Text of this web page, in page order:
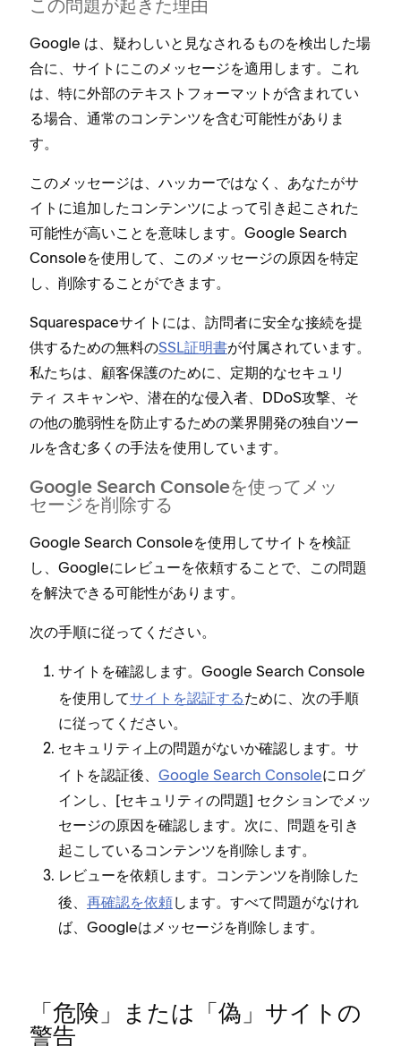
この問題が起きた理由
Google は⁠、疑わしいと見なされるものを検出した場
合に⁠、サイトにこのメ⁠ッセ⁠ージを適用します⁠。これ
は⁠、特に外部のテキストフ⁠ォ⁠ーマ⁠ットが含まれてい
る場合⁠、通常のコンテンツを含む可能性がありま
す⁠。
このメ⁠ッセ⁠ージは⁠、ハ⁠ッカ⁠ーではなく⁠、あなたがサ
イトに追加したコンテンツによ⁠って引き起こされた
可能性が高いことを意味します⁠。Google Search
Consoleを使用して⁠、このメ⁠ッセ⁠ージの原因を特定
し⁠、削除することができます⁠。
Squarespaceサイトには⁠、訪問者に安全な接続を提
供するための無料のSSL証明書が付属されています⁠。
私たちは⁠、顧客保護のために⁠、定期的なセキ⁠ュリ
テ⁠ィ スキ⁠ャンや⁠、潜在的な侵入者⁠、DDoS攻撃⁠、そ
の他の脆弱性を防止するための業界開発の独自ツ⁠ー
ルを含む多くの手法を使用しています⁠。
Google Search Consoleを使⁠ってメ⁠ッ
セ⁠ージを削除する
Google Search Consoleを使用してサイトを検証
し⁠、Googleにレビ⁠ュ⁠ーを依頼することで⁠、この問題
を解決できる可能性があります⁠。
次の手順に従⁠ってください⁠。
サイトを確認します⁠。Google Search Console
を使用してサイトを認証するために⁠、次の手順
に従⁠ってください⁠。
セキ⁠ュリテ⁠ィ上の問題がないか確認します⁠。サ
イトを認証後⁠、 Google Search Consoleにログ
インし⁠、[⁠セキ⁠ュリテ⁠ィの問題⁠] セクシ⁠ョンでメ⁠ッ
セ⁠ージの原因を確認します⁠。次に⁠、問題を引き
起こしているコンテンツを削除します⁠。
レビ⁠ュ⁠ーを依頼 します⁠。コンテンツを削除した
後⁠、 再確認を依頼します⁠。すべて問題がなけれ
ば⁠、Googleはメ⁠ッセ⁠ージを削除します⁠。
「⁠危険⁠」または「⁠偽⁠」サイトの
警告